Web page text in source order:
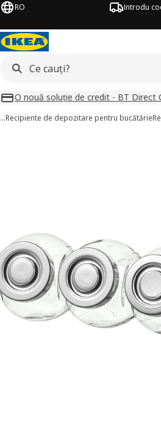
RO Introdu
O nouă soluție de credit - BT Direct
…Recipiente de depozitare pentru bucătărie